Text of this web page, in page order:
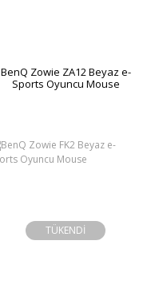
BenQ Zowie ZA12 Beyaz e-
Sports Oyuncu Mouse
TÜKENDİ